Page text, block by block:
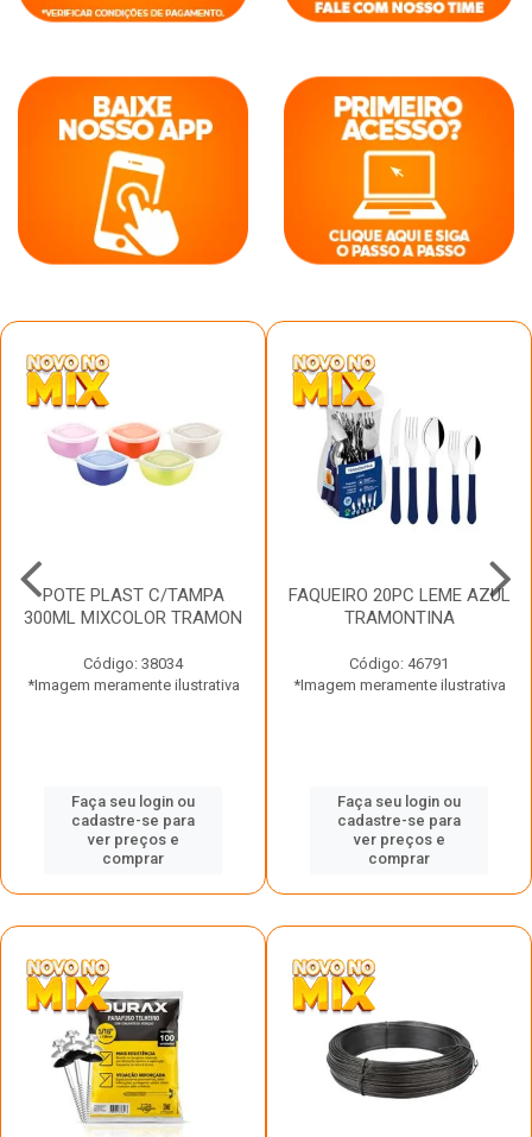
POTE PLAST C/TAMPA
300ML MIXCOLOR TRAMON
Código: 38034
*Imagem meramente ilustrativa
Faça seu login ou
cadastre-se para
ver preços e
comprar
FAQUEIRO 20PC LEME AZUL
TRAMONTINA
Código: 46791
*Imagem meramente ilustrativa
Faça seu login ou
cadastre-se para
ver preços e
comprar